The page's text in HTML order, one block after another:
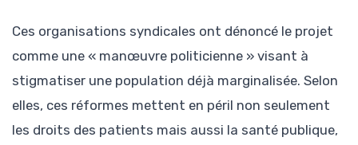
Ces organisations syndicales ont dénoncé le projet
comme une « manœuvre politicienne » visant à
stigmatiser une population déjà marginalisée. Selon
elles, ces réformes mettent en péril non seulement
les droits des patients mais aussi la santé publique,